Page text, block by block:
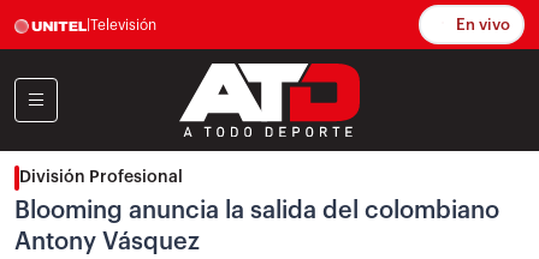
Televisión En vivo
División Profesional
Blooming anuncia la salida del colombiano
Antony Vásquez